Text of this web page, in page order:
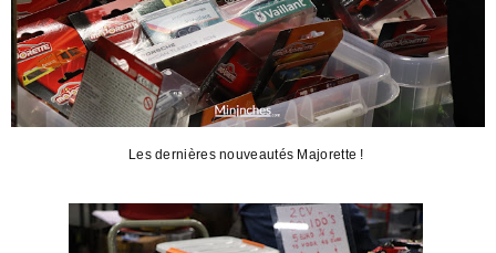
Les dernières nouveautés Majorette !